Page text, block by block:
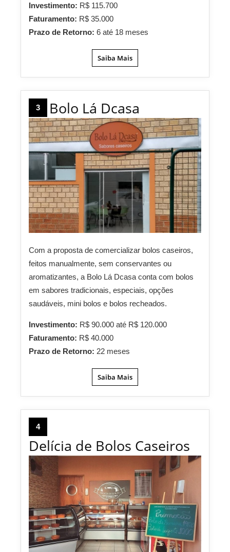
Investimento: R$ 115.700
Faturamento: R$ 35.000
Prazo de Retorno: 6 até 18 meses
Saiba Mais
3 Bolo Lá Dcasa
Com a proposta de comercializar bolos caseiros,
feitos manualmente, sem conservantes ou
aromatizantes, a Bolo Lá Dcasa conta com bolos
em sabores tradicionais, especiais, opções
saudáveis, mini bolos e bolos recheados.
Investimento: R$ 90.000 até R$ 120.000
Faturamento: R$ 40.000
Prazo de Retorno: 22 meses
Saiba Mais
4
Delícia de Bolos Caseiros